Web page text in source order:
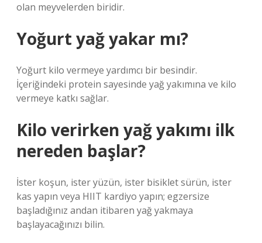
olan meyvelerden biridir.
Yoğurt yağ yakar mı?
Yoğurt kilo vermeye yardımcı bir besindir.
İçeriğindeki protein sayesinde yağ yakımına ve kilo
vermeye katkı sağlar.
Kilo verirken yağ yakımı ilk
nereden başlar?
İster koşun, ister yüzün, ister bisiklet sürün, ister
kas yapın veya HIIT kardiyo yapın; egzersize
başladığınız andan itibaren yağ yakmaya
başlayacağınızı bilin.